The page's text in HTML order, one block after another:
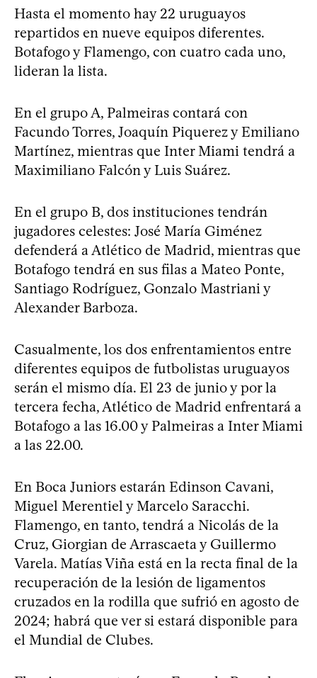
Hasta el momento hay 22 uruguayos
repartidos en nueve equipos diferentes.
Botafogo y Flamengo, con cuatro cada uno,
lideran la lista.
En el grupo A, Palmeiras contará con
Facundo Torres, Joaquín Piquerez y Emiliano
Martínez, mientras que Inter Miami tendrá a
Maximiliano Falcón y Luis Suárez.
En el grupo B, dos instituciones tendrán
jugadores celestes: José María Giménez
defenderá a Atlético de Madrid, mientras que
Botafogo tendrá en sus filas a Mateo Ponte,
Santiago Rodríguez, Gonzalo Mastriani y
Alexander Barboza.
Casualmente, los dos enfrentamientos entre
diferentes equipos de futbolistas uruguayos
serán el mismo día. El 23 de junio y por la
tercera fecha, Atlético de Madrid enfrentará a
Botafogo a las 16.00 y Palmeiras a Inter Miami
a las 22.00.
En Boca Juniors estarán Edinson Cavani,
Miguel Merentiel y Marcelo Saracchi.
Flamengo, en tanto, tendrá a Nicolás de la
Cruz, Giorgian de Arrascaeta y Guillermo
Varela. Matías Viña está en la recta final de la
recuperación de la lesión de ligamentos
cruzados en la rodilla que sufrió en agosto de
2024; habrá que ver si estará disponible para
el Mundial de Clubes.